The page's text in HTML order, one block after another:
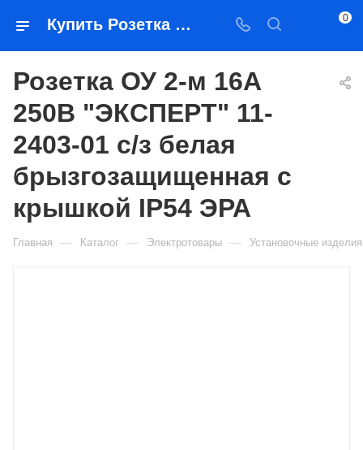
Купить Розетка ОУ 2-м 16А 250В "ЭКСПЕРТ" 11-2403-01 с/з белая брызгозащищенная с крышкой IP54 ЭРА в Якутске — цена, характеристики, подбор | Востоктехторг 0
Розетка ОУ 2-м 16А
250В "ЭКСПЕРТ" 11-
2403-01 с/з белая
брызгозащищенная с
крышкой IP54 ЭРА
Главная — Каталог — Электротовары — Установочные изделия